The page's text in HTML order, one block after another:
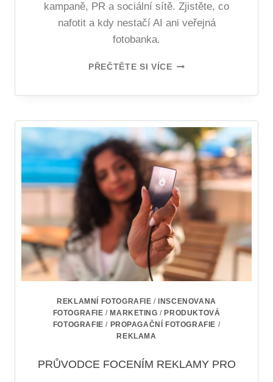
kampaně, PR a sociální sítě. Zjistěte, co
nafotit a kdy nestačí AI ani veřejná
fotobanka.
PŘEČTĚTE SI VÍCE
REKLAMNÍ FOTOGRAFIE /
INSCENOVANA
FOTOGRAFIE / MARKETING / PRODUKTOVÁ
FOTOGRAFIE / PROPAGAČNÍ FOTOGRAFIE /
REKLAMA
PRŮVODCE FOCENÍM REKLAMY PRO